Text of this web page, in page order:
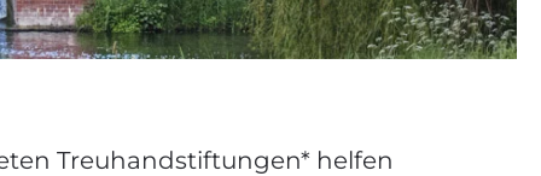
Treuhandstiftungen* helfen